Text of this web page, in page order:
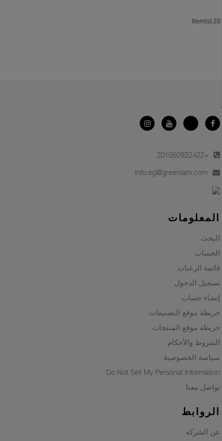
20 Item(s)
+201050922422
info.eg@greenlam.com
المعلومات
البحث
الحساب
قائمة الرغبات
تسجيل الدخول
إنشاء حساب
خريطة موقع التصنيفات
خريطة موقع المنتجات
الشروط والأحكام
سياسة الخصوصية
Do Not Sell My Personal Information
تواصل معنا
الروابط
عن الشركة